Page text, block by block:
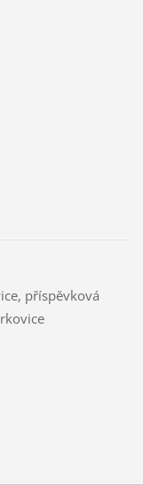
příspěvková